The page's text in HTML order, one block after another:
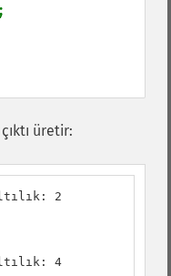
üretir:
2
4